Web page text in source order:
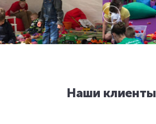
Наши клиенты